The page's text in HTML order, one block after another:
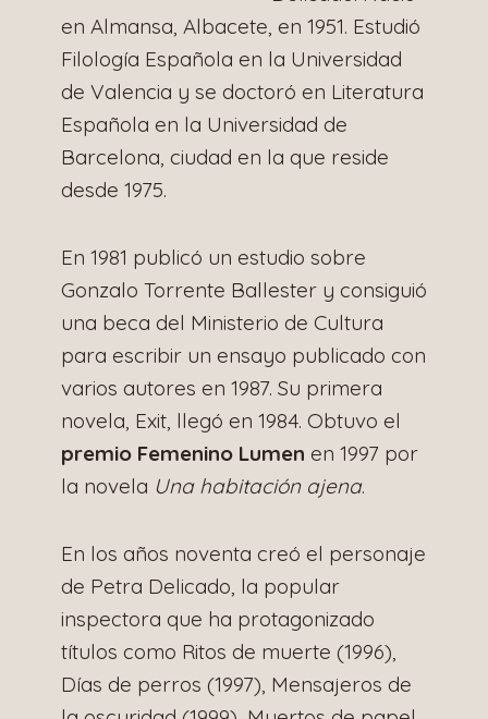
en Almansa, Albacete, en 1951. Estudió
Filología Española en la Universidad
de Valencia y se doctoró en Literatura
Española en la Universidad de
Barcelona, ciudad en la que reside
desde 1975.
En 1981 publicó un estudio sobre
Gonzalo Torrente Ballester y consiguió
una beca del Ministerio de Cultura
para escribir un ensayo publicado con
varios autores en 1987. Su primera
novela, Exit, llegó en 1984. Obtuvo el
premio Femenino Lumen en 1997 por
la novela Una habitación ajena.
En los años noventa creó el personaje
de Petra Delicado, la popular
inspectora que ha protagonizado
títulos como Ritos de muerte (1996),
Días de perros (1997), Mensajeros de